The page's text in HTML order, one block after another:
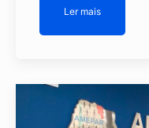
Ler mais